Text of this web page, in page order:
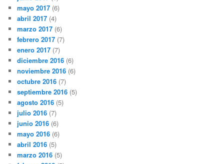
mayo 2017 (6)
abril 2017 (4)
marzo 2017 (6)
febrero 2017 (7)
enero 2017 (7)
diciembre 2016 (6)
noviembre 2016 (6)
octubre 2016 (7)
septiembre 2016 (5)
agosto 2016 (5)
julio 2016 (7)
junio 2016 (6)
mayo 2016 (6)
abril 2016 (5)
marzo 2016 (5)